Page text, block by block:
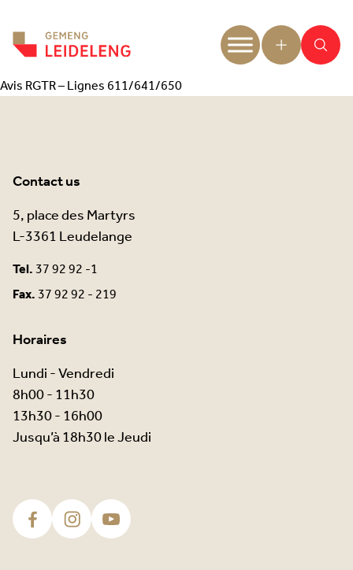
Avis RGTR – Lignes 611/641/650
Contact us
5, place des Martyrs
L-3361 Leudelange
Tel.37 92 92 -1
Fax.37 92 92 - 219
Horaires
Lundi - Vendredi
8h00 - 11h30
13h30 - 16h00
Jusqu’à 18h30 le Jeudi